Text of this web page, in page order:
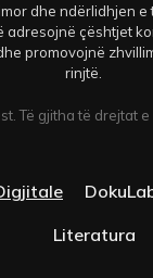
dhe ndërlidhjen e
adresojnë çështjet
promovojnë
rinjtë.
Të gjitha të drejtat e
Literatura